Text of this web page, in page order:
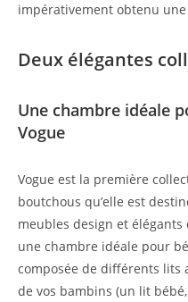
impérativement obtenu une
Deux élégantes
Une chambre idéale
Vogue
Vogue est la première
boutchous qu’elle est
meubles design et
une chambre idéale pour
composée de différents lits
de vos bambins (un lit bébé